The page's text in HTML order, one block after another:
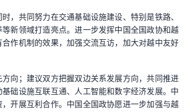
，共同努力在交通基础设施建设、特别是铁路、
新领域打造亮点。进一步发挥中国全国政协和越
作机制的效果，加强交流互访，加大对越中友好
向；建议双方把握双边关系发展方向，共同推进
础设施互联互通、人工智能和数字经济发展。中
开展互利合作。中国全国政协愿进一步加强与越